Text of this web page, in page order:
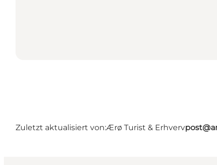
Zuletzt aktualisiert von:Ærø Turist & Erhverv